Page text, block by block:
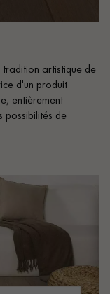
artistique de
d'un produit
entièrement
possibilités de